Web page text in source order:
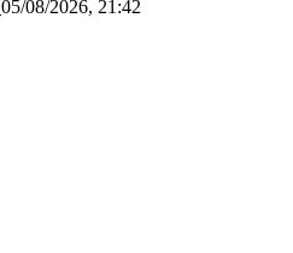
05/08/2026, 21:42